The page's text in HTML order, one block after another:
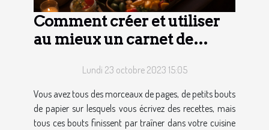
Comment créer et utiliser
au mieux un carnet de
Lundi 23 octobre 2023 15:05
Vous avez tous des morceaux de pages, de petits bouts
de papier sur lesquels vous écrivez des recettes, mais
tous ces bouts finissent par traîner dans votre cuisine